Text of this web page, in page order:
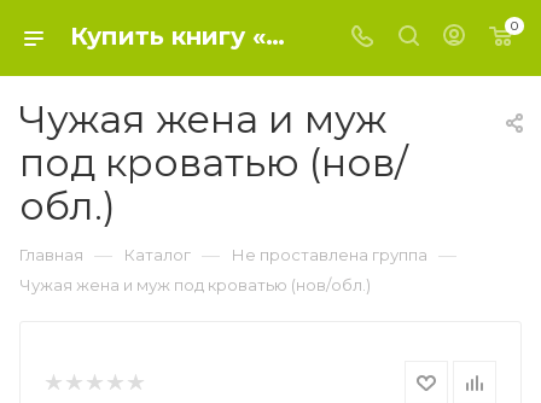
Купить книгу «Чужая жена и муж под кроватью (нов/обл.)» 2023, Достоевский Ф. - Не проставлена группа 0
Чужая жена и муж
под кроватью (нов/
обл.)
Главная — Каталог — Не проставлена группа —
Чужая жена и муж под кроватью (нов/обл.)